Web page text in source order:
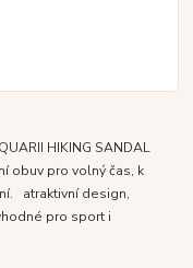
HIKING SANDAL
obuv pro volný čas, k
atraktivní design,
pro sport i